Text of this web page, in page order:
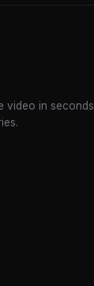
video in seconds